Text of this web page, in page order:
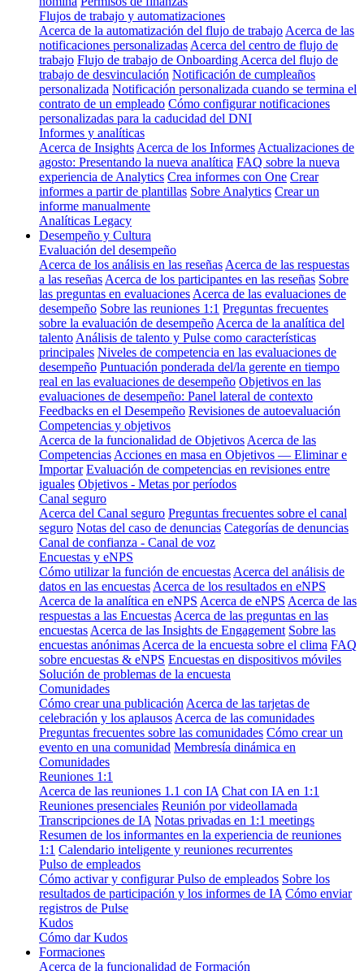
Flujos de trabajo y automatizaciones
Acerca de la automatización del flujo de trabajo Acerca de las
notificaciones personalizadas Acerca del centro de flujo de
trabajo Flujo de trabajo de Onboarding Acerca del flujo de
trabajo de desvinculación Notificación de cumpleaños
personalizada Notificación personalizada cuando se termina el
contrato de un empleado Cómo configurar notificaciones
personalizadas para la caducidad del DNI
Informes y analíticas
Acerca de Insights Acerca de los Informes Actualizaciones de
agosto: Presentando la nueva analítica FAQ sobre la nueva
experiencia de Analytics Crea informes con One Crear
informes a partir de plantillas Sobre Analytics Crear un
informe manualmente
Analíticas Legacy
Desempeño y Cultura
Evaluación del desempeño
Acerca de los análisis en las reseñas Acerca de las respuestas
a las reseñas Acerca de los participantes en las reseñas Sobre
las preguntas en evaluaciones Acerca de las evaluaciones de
desempeño Sobre las reuniones 1:1 Preguntas frecuentes
sobre la evaluación de desempeño Acerca de la analítica del
talento Análisis de talento y Pulse como características
principales Niveles de competencia en las evaluaciones de
desempeño Puntuación ponderada del/la gerente en tiempo
real en las evaluaciones de desempeño Objetivos en las
evaluaciones de desempeño: Panel lateral de contexto
Feedbacks en el Desempeño Revisiones de autoevaluación
Competencias y objetivos
Acerca de la funcionalidad de Objetivos Acerca de las
Competencias Acciones en masa en Objetivos — Eliminar e
Importar Evaluación de competencias en revisiones entre
iguales Objetivos - Metas por períodos
Canal seguro
Acerca del Canal seguro Preguntas frecuentes sobre el canal
seguro Notas del caso de denuncias Categorías de denuncias
Canal de confianza - Canal de voz
Encuestas y eNPS
Cómo utilizar la función de encuestas Acerca del análisis de
datos en las encuestas Acerca de los resultados en eNPS
Acerca de la analítica en eNPS Acerca de eNPS Acerca de las
respuestas a las Encuestas Acerca de las preguntas en las
encuestas Acerca de las Insights de Engagement Sobre las
encuestas anónimas Acerca de la encuesta sobre el clima FAQ
sobre encuestas & eNPS Encuestas en dispositivos móviles
Solución de problemas de la encuesta
Comunidades
Cómo crear una publicación Acerca de las tarjetas de
celebración y los aplausos Acerca de las comunidades
Preguntas frecuentes sobre las comunidades Cómo crear un
evento en una comunidad Membresía dinámica en
Comunidades
Reuniones 1:1
Acerca de las reuniones 1.1 con IA Chat con IA en 1:1
Reuniones presenciales Reunión por videollamada
Transcripciones de IA Notas privadas en 1:1 meetings
Resumen de los informantes en la experiencia de reuniones
1:1 Calendario inteligente y reuniones recurrentes
Pulso de empleados
Cómo activar y configurar Pulso de empleados Sobre los
resultados de participación y los informes de IA Cómo enviar
registros de Pulse
Kudos
Cómo dar Kudos
Formaciones
Acerca de la funcionalidad de Formación